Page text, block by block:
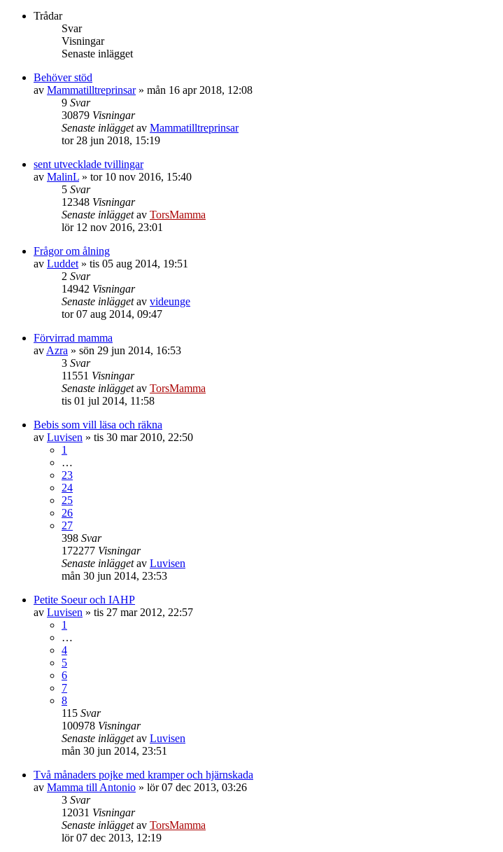
Trådar
Svar
Visningar
Senaste inlägget
Behöver stöd
av Mammatilltreprinsar» mån 16 apr 2018, 12:08
9 Svar
30879 Visningar
Senaste inläggetav Mammatilltreprinsar
tor 28 jun 2018, 15:19
sent utvecklade tvillingar
av MalinL » tor 10 nov 2016, 15:40
5 Svar
12348 Visningar
Senaste inläggetav TorsMamma
lör 12 nov 2016, 23:01
Frågor om ålning
av Luddet » tis 05 aug 2014, 19:51
2 Svar
14942 Visningar
Senaste inläggetav videunge
tor 07 aug 2014, 09:47
Förvirrad mamma
av Azra » sön 29 jun 2014, 16:53
3 Svar
11551 Visningar
Senaste inläggetav TorsMamma
tis 01 jul 2014, 11:58
Bebis som vill läsa och räkna
av Luvisen » tis 30 mar 2010, 22:50
1
…
23
24
25
26
27
398 Svar
172277 Visningar
Senaste inläggetav Luvisen
mån 30 jun 2014, 23:53
Petite Soeur och IAHP
av Luvisen » tis 27 mar 2012, 22:57
1
…
4
5
6
7
8
115 Svar
100978 Visningar
Senaste inläggetav Luvisen
mån 30 jun 2014, 23:51
Två månaders pojke med kramper och hjärnskada
av Mamma till Antonio » lör 07 dec 2013, 03:26
3 Svar
12031 Visningar
Senaste inläggetav TorsMamma
lör 07 dec 2013, 12:19